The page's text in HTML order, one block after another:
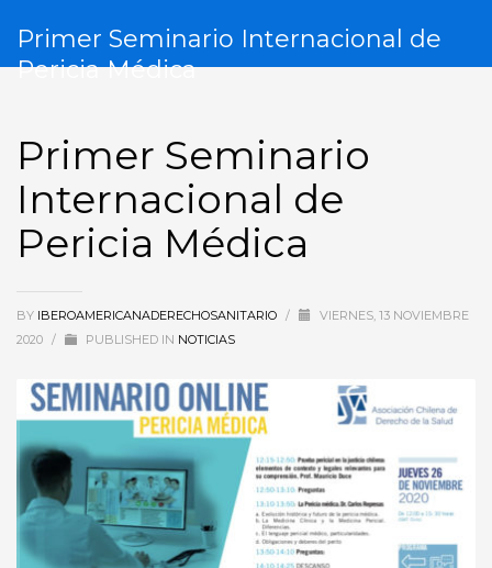
Primer Seminario Internacional de
Pericia Médica
Primer Seminario
Internacional de
Pericia Médica
BY IBEROAMERICANADERECHOSANITARIO /
VIERNES, 13 NOVIEMBRE
2020 / PUBLISHED IN NOTICIAS